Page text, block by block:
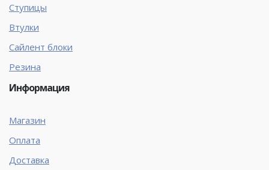
Ступицы
Втулки
Сайлент блоки
Резина
Информация
Магазин
Оплата
Доставка